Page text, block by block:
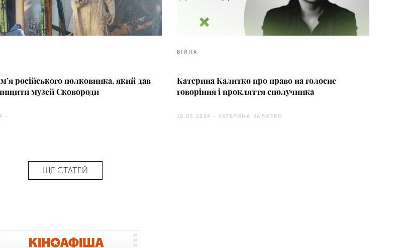
російського полковника, який дав
музей Сковороди
-
ВІЙНА
Катерина Калитко про право на голосне
говоріння і прокляття сполучника
16.05.2024 - КАТЕРИНА КАЛИТКО
ЩЕ СТАТЕЙ